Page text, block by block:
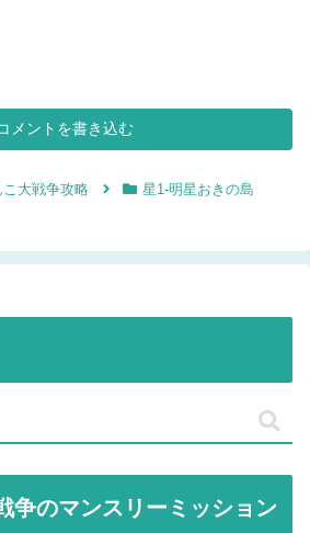
メントを書き込む
こ大戦争攻略 星1-明星おきの島
争のマンスリーミッション